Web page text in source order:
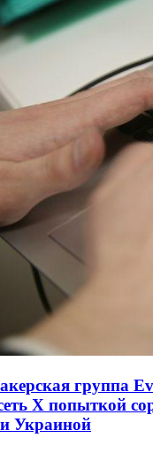
группа
Х попыткой
Украиной